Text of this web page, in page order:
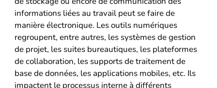
informations liées au travail peut se faire de
manière électronique. Les outils numériques
regroupent, entre autres, les systèmes de gestion
de projet, les suites bureautiques, les plateformes
de collaboration, les supports de traitement de
base de données, les applications mobiles, etc. Ils
impactent le processus interne à différents